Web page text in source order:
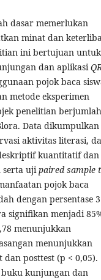
dasar memerlukan
minat dan
ini bertujuan untuk
dan aplikasi
pojok baca
metode eksperimen
penelitian
Data dikumpulkan
aktivitas literasi,
kuantitatif dan
serta ujipaired sample
pojok baca
dengan persentase
signifikan menjadi
menunjukkan
menunjukkan
posttest (p < 0,05).
kunjungan dan